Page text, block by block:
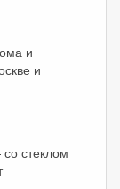
и
и
стеклом